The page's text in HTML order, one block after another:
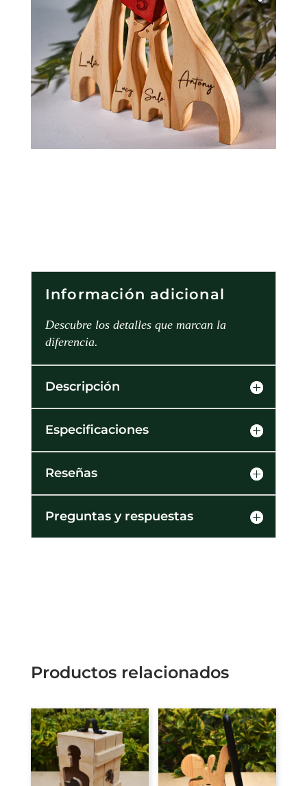
Información adicional
Descubre los detalles que marcan la
diferencia.
Descripción
Especificaciones
Reseñas
Preguntas y respuestas
Productos relacionados